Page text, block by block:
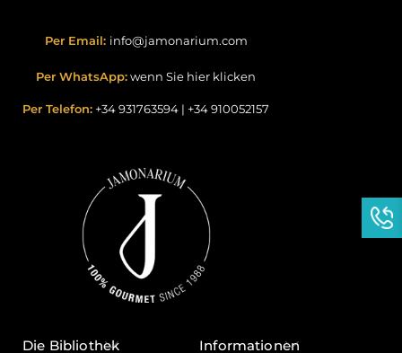
Per Email: info@jamonarium.com
Per WhatsApp:wenn Sie hier klicken
Per Telefon: +34 931763594 | +34 910052157
Die Bibliothek Informationen